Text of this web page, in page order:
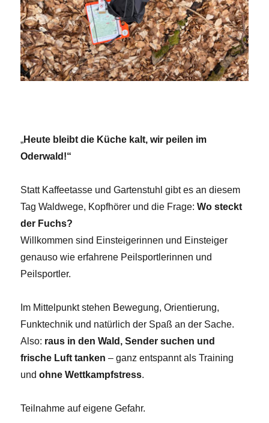
„Heute bleibt die Küche kalt, wir peilen im
Oderwald!“
Statt Kaffeetasse und Gartenstuhl gibt es an diesem
Tag Waldwege, Kopfhörer und die Frage:Wo steckt
der Fuchs?
Willkommen sind Einsteigerinnen und Einsteiger
genauso wie erfahrene Peilsportlerinnen und
Peilsportler.
Im Mittelpunkt stehen Bewegung, Orientierung,
Funktechnik und natürlich der Spaß an der Sache.
Also: raus in den Wald, Sender suchen und
frische Luft tanken – ganz entspannt als Training
undohne Wettkampfstress.
Teilnahme auf eigene Gefahr.